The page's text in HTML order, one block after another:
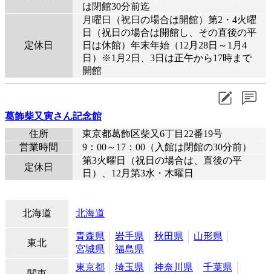
は閉館30分前迄
定休日
月曜日（祝日の場合は開館）第2・4火曜
日（祝日の場合は開館し、その直後の平
日は休館）年末年始（12月28日～1月4
日）※1月2日、3日は正午から17時まで
開館
葛飾柴又寅さん記念館
住所
東京都葛飾区柴又6丁目22番19号
営業時間
9：00～17：00（入館は閉館の30分前）
定休日
第3火曜日（祝日の場合は、直後の平
日）、12月第3水・木曜日
北海道 北海道
東北
青森県 岩手県 秋田県
山形県
宮城県
福島県
東京都 埼玉県 神奈川県 千葉県